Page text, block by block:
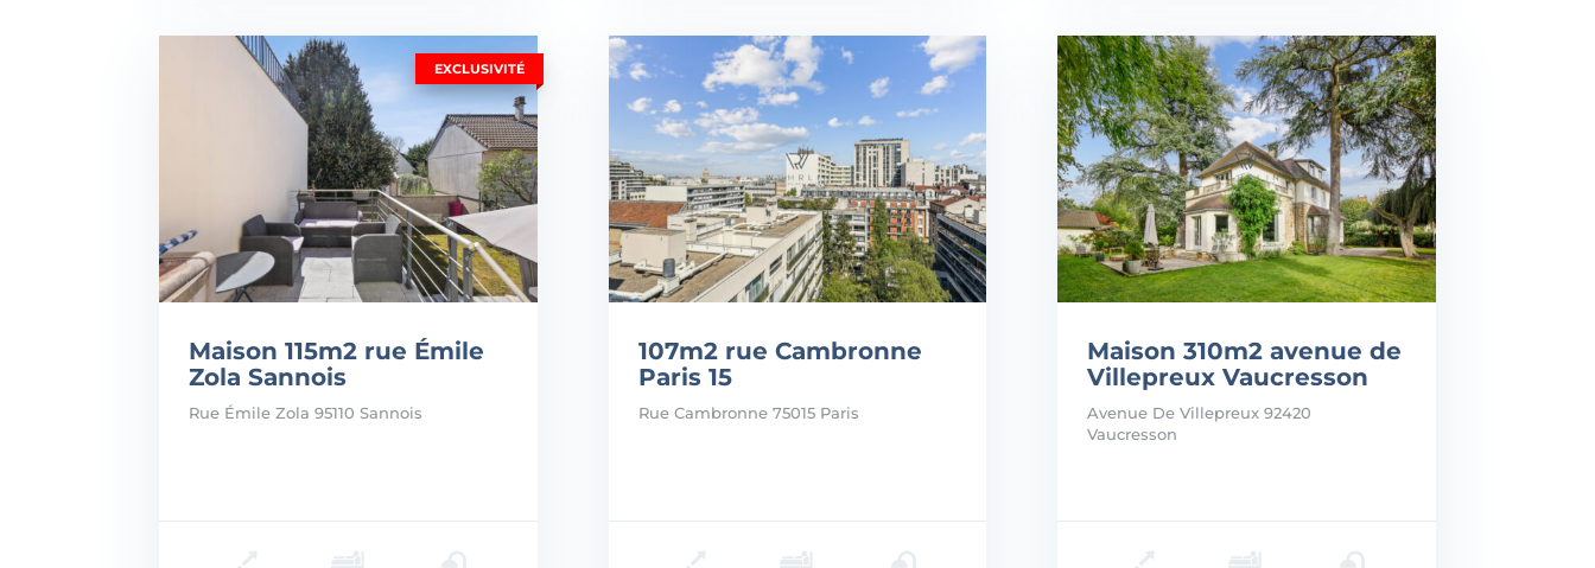
EXCLUSIVITÉ
Maison 115m2 rue Émile
Zola Sannois
Rue Émile Zola 95110 Sannois
107m2 rue Cambronne
Paris 15
Rue Cambronne 75015 Paris
Maison 310m2 avenue de
Villepreux Vaucresson
Avenue De Villepreux 92420
Vaucresson